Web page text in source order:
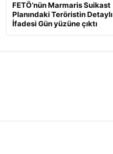
FETÖ’nün Marmaris Suikast
Planındaki Teröristin Detaylı
İfadesi Gün yüzüne çıktı